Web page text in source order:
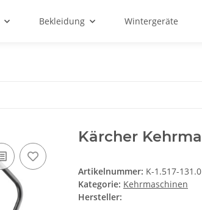
Bekleidung Wintergeräte
Kärcher
Artikelnummer: K-1.517-131.0
Kategorie: Kehrmaschinen
Hersteller: